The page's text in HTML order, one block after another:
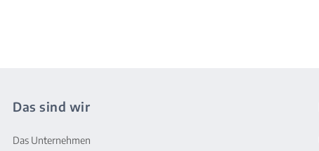
Das sind wir
Das Unternehmen